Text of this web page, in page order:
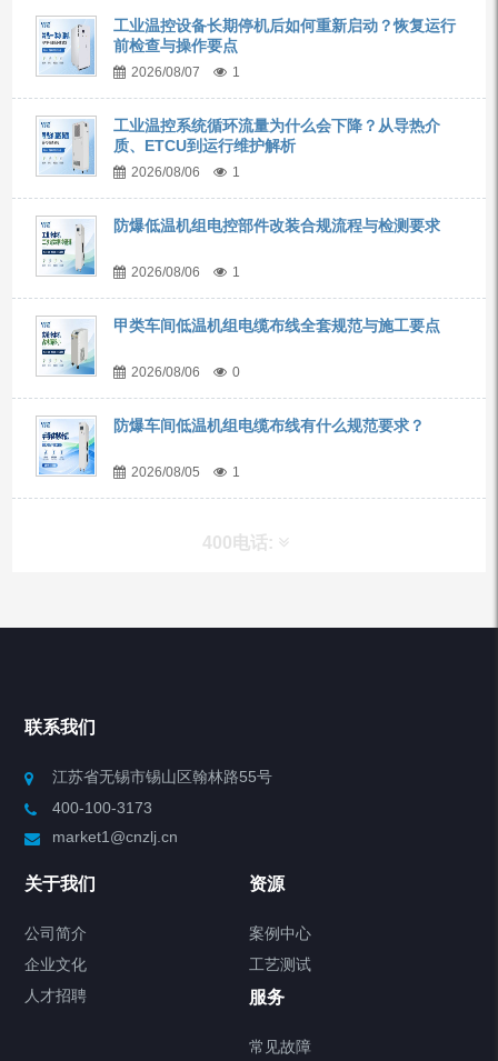
工业温控设备长期停机后如何重新启动？恢复运行
前检查与操作要点
2026/08/07 1
工业温控系统循环流量为什么会下降？从导热介
质、ETCU到运行维护解析
2026/08/06 1
防爆低温机组电控部件改装合规流程与检测要求
2026/08/06 1
甲类车间低温机组电缆布线全套规范与施工要点
2026/08/06 0
防爆车间低温机组电缆布线有什么规范要求？
2026/08/05 1
400电话:
制冷加热动态控温系统
Chiller气体控温系统
联系我们
江苏省无锡市锡山区翰林路55号
400-100-3173
market1@cnzlj.cn
关于我们
公司简介
企业文化
人才招聘
资源
案例中心
工艺测试
服务
常见故障